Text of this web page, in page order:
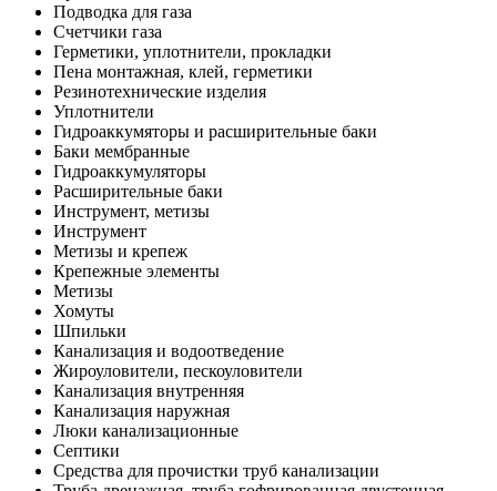
Подводка для газа
Счетчики газа
Герметики, уплотнители, прокладки
Пена монтажная, клей, герметики
Резинотехнические изделия
Уплотнители
Гидроаккумяторы и расширительные баки
Баки мембранные
Гидроаккумуляторы
Расширительные баки
Инструмент, метизы
Инструмент
Метизы и крепеж
Крепежные элементы
Метизы
Хомуты
Шпильки
Канализация и водоотведение
Жироуловители, пескоуловители
Канализация внутренняя
Канализация наружная
Люки канализационные
Септики
Средства для прочистки труб канализации